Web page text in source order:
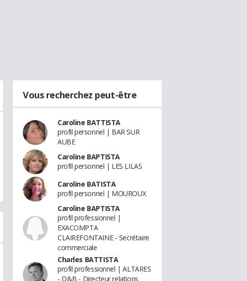
Vous recherchez peut-être
Caroline BATTISTA
profil personnel | BAR SUR
AUBE
Caroline BAPTISTA
profil personnel | LES LILAS
Caroline BATISTA
profil personnel | MOUROUX
Caroline BAPTISTA
profil professionnel |
EXACOMPTA
CLAIREFONTAINE - Secrétaire
commerciale
Charles BATTISTA
profil professionnel | ALTARES
- D&B - Directeur relations